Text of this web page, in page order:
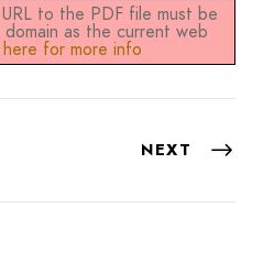
to the PDF file must be
as the current web
for more info
NEXT